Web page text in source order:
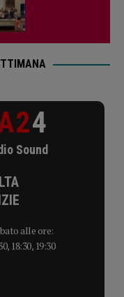
4
Sound
alle ore:
18:30, 19:30